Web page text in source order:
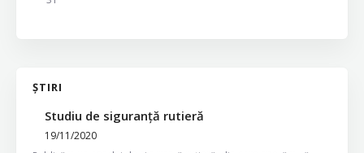
ȘTIRI
Studiu de siguranță rutieră
19/11/2020